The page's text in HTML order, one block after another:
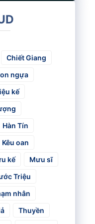
Chiết Giang
ngựa
kế
Hàn Tín
Kêu oan
kế
Mưu sĩ
Triệu
nhân
Thuyền